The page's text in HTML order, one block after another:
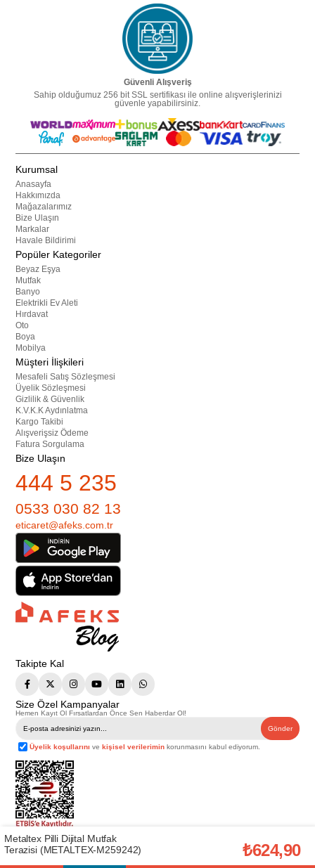
Güvenli Alışveriş
Sahip olduğumuz 256 bit SSL sertifikası ile online alışverişlerinizi
güvenle yapabilirsiniz.
Kurumsal
Anasayfa
Hakkımızda
Mağazalarımız
Bize Ulaşın
Markalar
Havale Bildirimi
Popüler Kategoriler
Beyaz Eşya
Mutfak
Banyo
Elektrikli Ev Aleti
Hırdavat
Oto
Boya
Mobilya
Müşteri İlişkileri
Mesafeli Satış Sözleşmesi
Üyelik Sözleşmesi
Gizlilik & Güvenlik
K.V.K.K Aydınlatma
Kargo Takibi
Alışverişsiz Ödeme
Fatura Sorgulama
Bize Ulaşın
444 5 235
0533 030 82 13
eticaret@afeks.com.tr
Takipte Kal
Size Özel Kampanyalar
Hemen Kayıt Ol Fırsatlardan Önce Sen Haberdar Ol!
Gönder
Üyelik koşullarını vekişisel verilerimin korunmasını kabul ediyorum.
Telif Hakkı © 2026Afeks Yapı Market
. Tüm hakları saklıdır.
Bu web sitesindeki tüm ürünler ticari amaçlıdır. Web sitemizde yer alan
görsel ve yazılı içerikler firmamıza ait olup, firmamızın yazılı izni alınmadan
Metaltex Pilli Dijital Mutfak
Terazisi (METALTEX-M259242)
₺624,90